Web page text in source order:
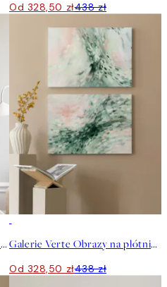
Od 328,50 zł438 zł
Soft Couple Obrazy na płótnie Duo Galerie Verte Obrazy na płótnie Duo
Od 328,50 zł438 zł